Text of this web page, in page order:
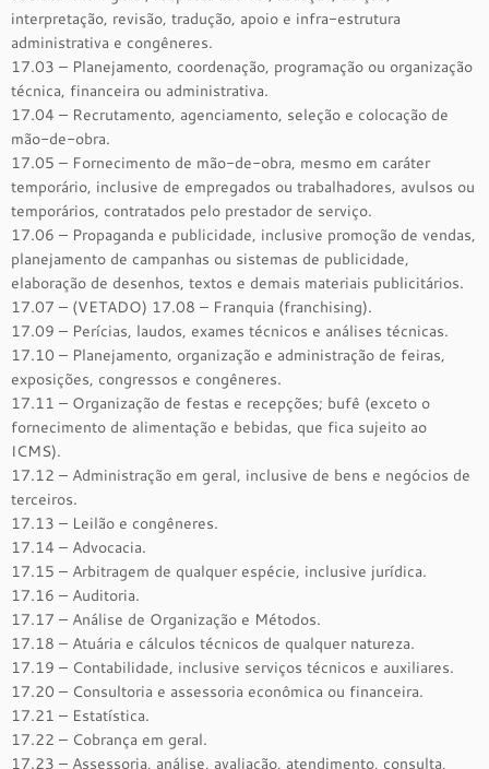
interpretação, revisão, tradução, apoio e infra-estrutura
administrativa e congêneres.
17.03 – Planejamento, coordenação, programação ou organização
técnica, financeira ou administrativa.
17.04 – Recrutamento, agenciamento, seleção e colocação de
mão-de-obra.
17.05 – Fornecimento de mão-de-obra, mesmo em caráter
temporário, inclusive de empregados ou trabalhadores, avulsos ou
temporários, contratados pelo prestador de serviço.
17.06 – Propaganda e publicidade, inclusive promoção de vendas,
planejamento de campanhas ou sistemas de publicidade,
elaboração de desenhos, textos e demais materiais publicitários.
17.07 – (VETADO) 17.08 – Franquia (franchising).
17.09 – Perícias, laudos, exames técnicos e análises técnicas.
17.10 – Planejamento, organização e administração de feiras,
exposições, congressos e congêneres.
17.11 – Organização de festas e recepções; bufê (exceto o
fornecimento de alimentação e bebidas, que fica sujeito ao
ICMS).
17.12 – Administração em geral, inclusive de bens e negócios de
terceiros.
17.13 – Leilão e congêneres.
17.14 – Advocacia.
17.15 – Arbitragem de qualquer espécie, inclusive jurídica.
17.16 – Auditoria.
17.17 – Análise de Organização e Métodos.
17.18 – Atuária e cálculos técnicos de qualquer natureza.
17.19 – Contabilidade, inclusive serviços técnicos e auxiliares.
17.20 – Consultoria e assessoria econômica ou financeira.
17.21 – Estatística.
17.22 – Cobrança em geral.
17.23 – Assessoria, análise, avaliação, atendimento, consulta,